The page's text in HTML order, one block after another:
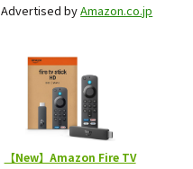
Advertised byAmazon.co.jp